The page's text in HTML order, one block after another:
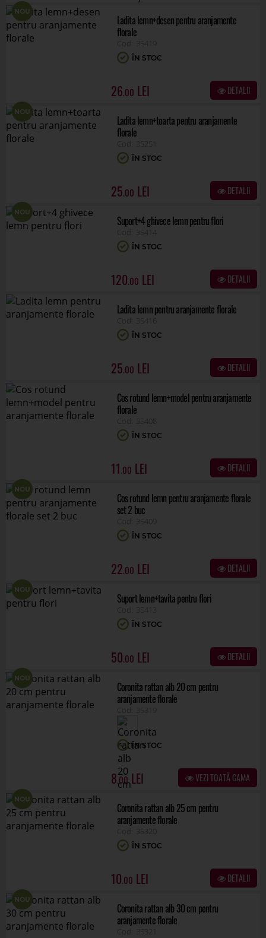
NOU
Ladita lemn+desen pentru aranjamente
florale
ÎN STOC
26.00 DETALII
NOU
Ladita lemn+toarta pentru aranjamente
florale
35251
ÎN STOC
25.00 DETALII
NOU
Suport+4 ghivece lemn pentru flori
ÎN STOC
120.00 DETALII
Ladita lemn pentru aranjamente florale
ÎN STOC
25.00 DETALII
Cos rotund lemn+model pentru aranjamente
florale
ÎN STOC
11.00 DETALII
NOU
Cos rotund lemn pentru aranjamente florale
set 2 buc
ÎN STOC
22.00 DETALII
NOU
Suport lemn+tavita pentru flori
ÎN STOC
50.00 DETALII
NOU
Coronita rattan alb 20 cm pentru
aranjamente florale
ÎN STOC
8.00 VEZI TOATĂ GAMA
NOU
Coronita rattan alb 25 cm pentru
aranjamente florale
35320
ÎN STOC
10.00 DETALII
NOU
Coronita rattan alb 30 cm pentru
aranjamente florale
35321